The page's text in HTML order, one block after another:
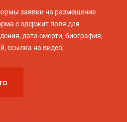
заявки на размещение
с одержит поля для
дата смерти, биография,
ссылка на видео;